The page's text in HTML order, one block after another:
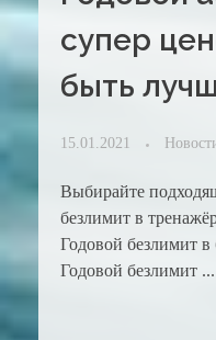
супер
быть
15.01.2021
Выбирайте
безлимит в
Годовой безлимит в
Годовой безлимит ...